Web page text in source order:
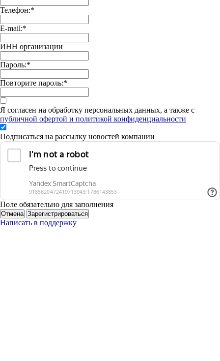
Телефон:*
E-mail:*
ИНН организации
Пароль:*
Повторите пароль:*
Я согласен на обработку персональных данных, а также с
публичной офертой и политикой конфиденциальности
Подписаться на рассылку новостей компании
Поле обязательно для заполнения
Отмена Зарегистрироваться
Написать в поддержку